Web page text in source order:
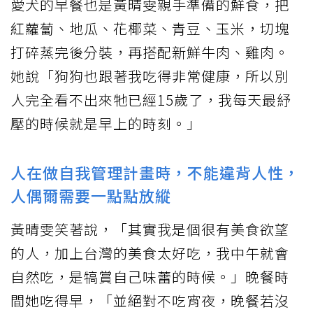
愛犬的早餐也是黃晴雯親手準備的鮮食，把
紅蘿蔔、地瓜、花椰菜、青豆、玉米，切塊
打碎蒸完後分裝，再搭配新鮮牛肉、雞肉。
她說「狗狗也跟著我吃得非常健康，所以別
人完全看不出來牠已經15歲了，我每天最紓
壓的時候就是早上的時刻。」
人在做自我管理計畫時，不能違背人性，
人偶爾需要一點點放縱
黃晴雯笑著說，「其實我是個很有美食欲望
的人，加上台灣的美食太好吃，我中午就會
自然吃，是犒賞自己味蕾的時候。」晚餐時
間她吃得早，「並絕對不吃宵夜，晚餐若沒